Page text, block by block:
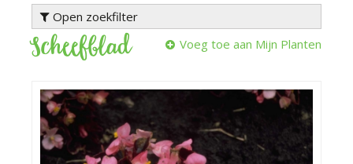
Open zoekfilter
Scheefblad Voeg toe aan Mijn Planten